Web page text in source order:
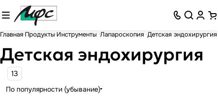
Главная Продукты Инструменты Лапароскопия Детская эндохирургия
Детская эндохирургия
13
По популярности (убывание)